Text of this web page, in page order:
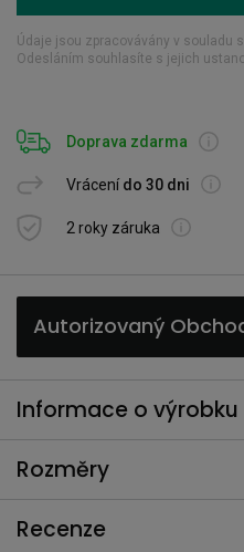
Údaje jsou zpracovávány v souladu s
Odesláním souhlasíte s jejich
Doprava zdarma
Vrácení do 30 dni
2 roky záruka
Autorizovaný
Informace o výrobku
Rozměry
Recenze